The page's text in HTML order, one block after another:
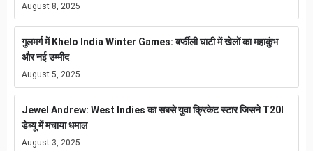
August 8, 2025
गुलमर्ग में Khelo India Winter Games: बर्फीली घाटी में खेलों का महाकुंभ
और नई उम्मीद
August 5, 2025
Jewel Andrew: West Indies का सबसे युवा क्रिकेट स्टार जिसने T20I
डेब्यू में मचाया धमाल
August 3, 2025